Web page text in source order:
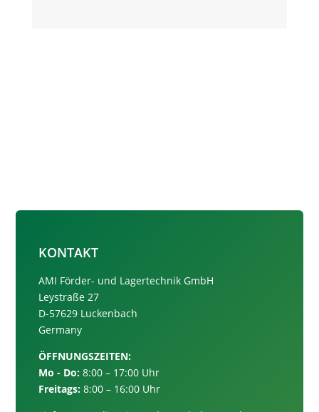
KONTAKT
AMI Förder- und Lagertechnik GmbH
Leystraße 27
D-57629 Luckenbach
Germany
ÖFFNUNGSZEITEN:
Mo - Do: 8:00 – 17:00 Uhr
Freitags: 8:00 – 16:00 Uhr